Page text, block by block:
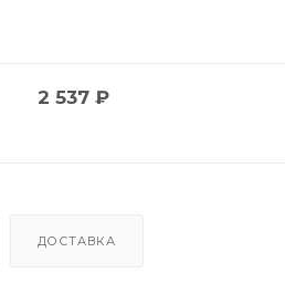
2 537₽
ДОСТАВКА